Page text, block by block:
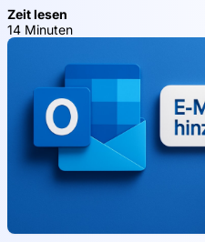
Zeit lesen
14 Minuten